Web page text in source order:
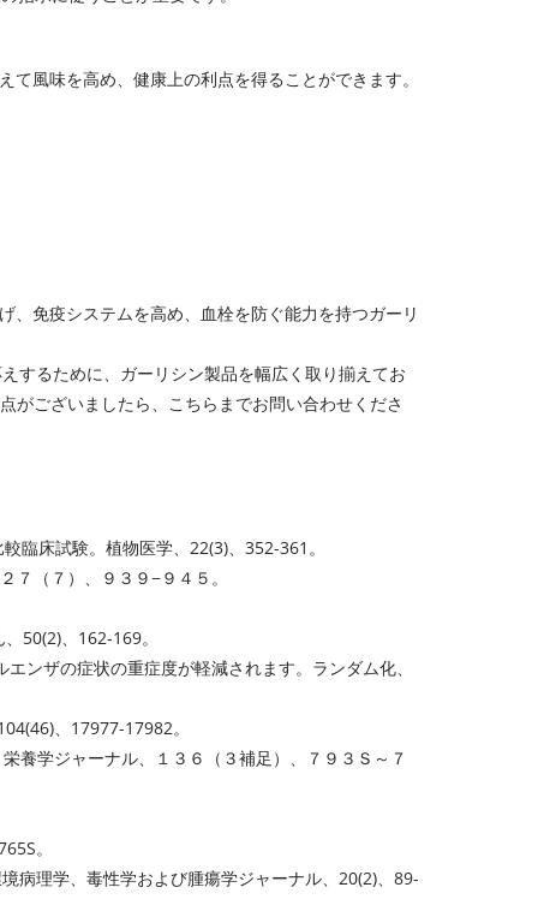
風味を高め、健康上の利点を得ることができます。
免疫システムを高め、血栓を防ぐ能力を持つガーリ
するために、ガーリシン製品を幅広く取り揃えてお
がございましたら、こちらまでお問い合わせくださ
臨床試験。 植物医学、22(3)、352-361。
７（７）、９３９−９４５。
、50(2)、162-169。
ンザの症状の重症度が軽減されます。ランダム化、
、17977-17982。
栄養学ジャーナル、１３６（３補足）、７９３Ｓ～７
。
病理学、毒性学および腫瘍学ジャーナル、20(2)、89-